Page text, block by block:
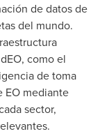
de datos de
del mundo.
como el
de toma
EO mediante
sector,